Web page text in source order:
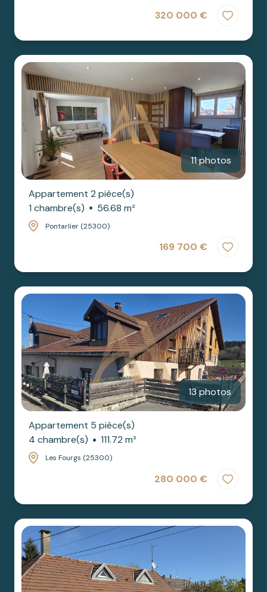
320 000 €
11 photos
Appartement 2 pièce(s)
1 chambre(s)
56.68 m²
Pontarlier (25300)
169 700 €
13 photos
Appartement 5 pièce(s)
4 chambre(s)
111.72 m²
Les Fourgs (25300)
280 000 €